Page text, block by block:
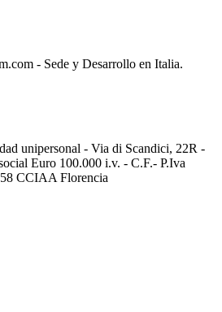
- Sede y Desarrollo en Italia.
unipersonal - Via di Scandici, 22R -
Euro 100.000 i.v. - C.F.- P.Iva
CCIAA Florencia